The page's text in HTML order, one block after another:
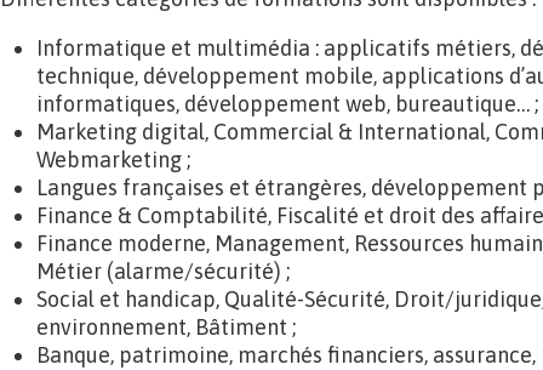
Informatique et multimédia : applicatifs métiers,
technique, développement mobile, applications
informatiques, développement web, bureautique… ;
Marketing digital, Commercial & International,
Webmarketing ;
Langues françaises et étrangères, développement
Finance & Comptabilité, Fiscalité et droit des
Finance moderne, Management, Ressources
Métier (alarme/sécurité) ;
Social et handicap, Qualité-Sécurité, Droit/
environnement, Bâtiment ;
Banque, patrimoine, marchés financiers,